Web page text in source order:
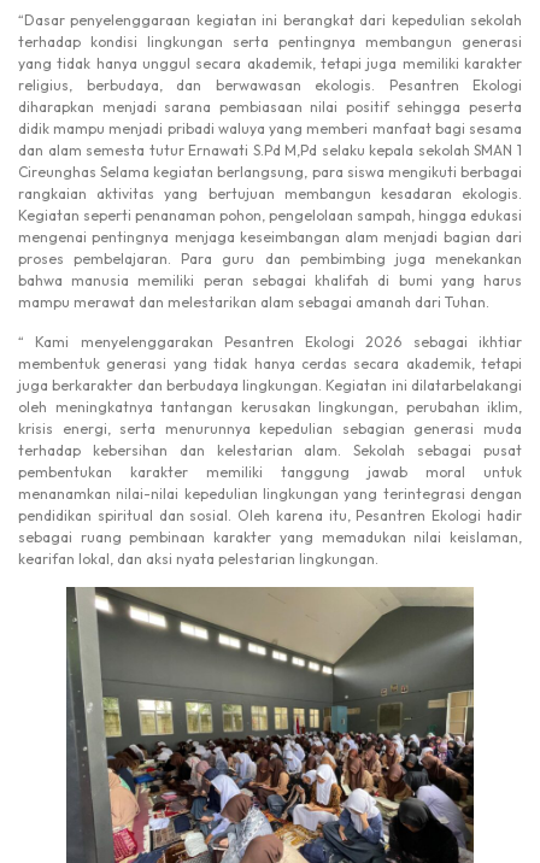
“Dasar penyelenggaraan kegiatan ini berangkat dari kepedulian sekolah
terhadap kondisi lingkungan serta pentingnya membangun generasi
yang tidak hanya unggul secara akademik, tetapi juga memiliki karakter
religius, berbudaya, dan berwawasan ekologis. Pesantren Ekologi
diharapkan menjadi sarana pembiasaan nilai positif sehingga peserta
didik mampu menjadi pribadi waluya yang memberi manfaat bagi sesama
dan alam semesta tutur Ernawati S.Pd M,Pd selaku kepala sekolah SMAN 1
Cireunghas Selama kegiatan berlangsung, para siswa mengikuti berbagai
rangkaian aktivitas yang bertujuan membangun kesadaran ekologis.
Kegiatan seperti penanaman pohon, pengelolaan sampah, hingga edukasi
mengenai pentingnya menjaga keseimbangan alam menjadi bagian dari
proses pembelajaran. Para guru dan pembimbing juga menekankan
bahwa manusia memiliki peran sebagai khalifah di bumi yang harus
mampu merawat dan melestarikan alam sebagai amanah dari Tuhan.
“ Kami menyelenggarakan Pesantren Ekologi 2026 sebagai ikhtiar
membentuk generasi yang tidak hanya cerdas secara akademik, tetapi
juga berkarakter dan berbudaya lingkungan. Kegiatan ini dilatarbelakangi
oleh meningkatnya tantangan kerusakan lingkungan, perubahan iklim,
krisis energi, serta menurunnya kepedulian sebagian generasi muda
terhadap kebersihan dan kelestarian alam. Sekolah sebagai pusat
pembentukan karakter memiliki tanggung jawab moral untuk
menanamkan nilai-nilai kepedulian lingkungan yang terintegrasi dengan
pendidikan spiritual dan sosial. Oleh karena itu, Pesantren Ekologi hadir
sebagai ruang pembinaan karakter yang memadukan nilai keislaman,
kearifan lokal, dan aksi nyata pelestarian lingkungan.